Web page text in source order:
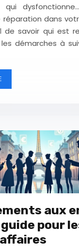
qui
dans
de savoir qui est
démarches à
aux
pour